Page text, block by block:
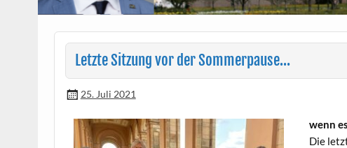
Letzte Sitzung vor der Sommerpause…
25. Juli 2021
wenn
Die